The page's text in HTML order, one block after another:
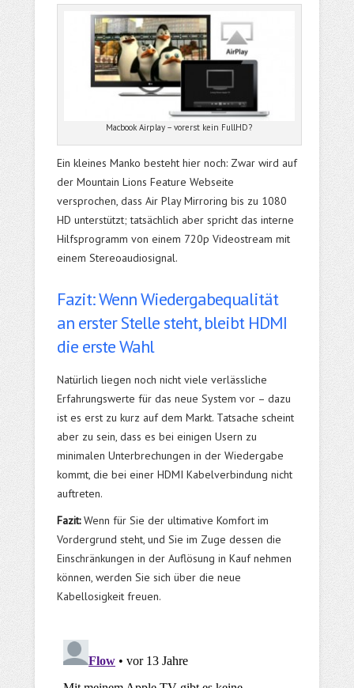
Macbook Airplay – vorerst kein FullHD?
Ein kleines Manko besteht hier noch: Zwar wird auf
der Mountain Lions Feature Webseite
versprochen, dass Air Play Mirroring bis zu 1080
HD unterstützt; tatsächlich aber spricht das interne
Hilfsprogramm von einem 720p Videostream mit
einem Stereoaudiosignal.
Fazit: Wenn Wiedergabequalität
an erster Stelle steht, bleibt HDMI
die erste Wahl
Natürlich liegen noch nicht viele verlässliche
Erfahrungswerte für das neue System vor – dazu
ist es erst zu kurz auf dem Markt. Tatsache scheint
aber zu sein, dass es bei einigen Usern zu
minimalen Unterbrechungen in der Wiedergabe
kommt, die bei einer HDMI Kabelverbindung nicht
auftreten.
Fazit:Wenn für Sie der ultimative Komfort im
Vordergrund steht, und Sie im Zuge dessen die
Einschränkungen in der Auflösung in Kauf nehmen
können, werden Sie sich über die neue
Kabellosigkeit freuen.